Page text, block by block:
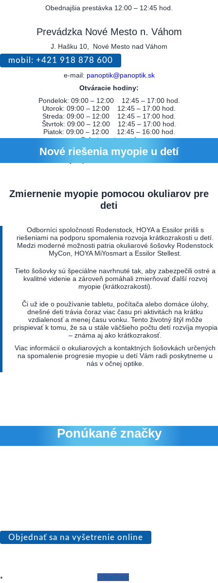
Obednajšia prestávka 12:00 – 12:45 hod.
Prevádzka Nové Mesto n. Váhom
J. Hašku 10, Nové Mesto nad Váhom
mobil: +421 918 878 600
e-mail: panoptik@panoptik.sk
Otváracie hodiny:
Pondelok: 09:00 – 12:00 12:45 – 17:00 hod.
Utorok: 09:00 – 12:00 12:45 – 17:00 hod.
Streda: 09:00 – 12:00 12:45 – 17:00 hod.
Štvrtok: 09:00 – 12:00 12:45 – 17:00 hod.
Piatok: 09:00 – 12:00 12:45 – 16:00 hod.
Sobota: zatvorené
Nedeľa: zatvorené
Obednajšia prestávka 12:00 – 12:45 hod.
Nové riešenia myopie u detí
Zmiernenie myopie pomocou okuliarov pre
deti
Odborníci spoločností Rodenstock, HOYA a Essilor prišli s
riešeniami na podporu spomalenia rozvoja krátkozrakosti u detí.
Medzi moderné možnosti patria okuliarové šošovky Rodenstock
MyCon, HOYA MiYosmart a Essilor Stellest.
Tieto šošovky sú špeciálne navrhnuté tak, aby zabezpečili ostré a
kvalitné videnie a zároveň pomáhali zmierňovať ďalší rozvoj
myopie (krátkozrakosti).
Či už ide o používanie tabletu, počítača alebo domáce úlohy,
dnešné deti trávia čoraz viac času pri aktivitách na krátku
vzdialenosť a menej času vonku. Tento životný štýl môže
prispievať k tomu, že sa u stále väčšieho počtu detí rozvíja myopia
– známa aj ako krátkozrakosť.
Viac informácií o okuliarových a kontaktných šošovkách určených
na spomalenie progresie myopie u detí Vám radi poskytneme u
nás v očnej optike.
Ponúkané značky
Objednať sa na vyšetrenie online
Sledova